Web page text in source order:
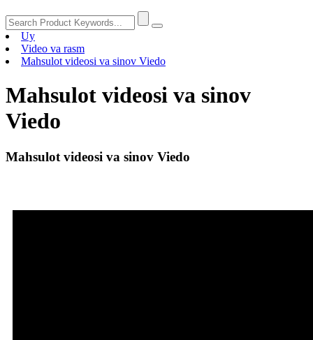
Uy
Video va rasm
Mahsulot videosi va sinov Viedo
Mahsulot videosi va sinov
Viedo
Mahsulot videosi va sinov Viedo